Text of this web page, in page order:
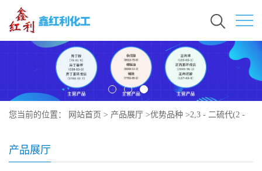
您当前的位置： 网站首页 > 产品展厅 >优势品种 >2,3 - 二硫代(2 -
产品展厅